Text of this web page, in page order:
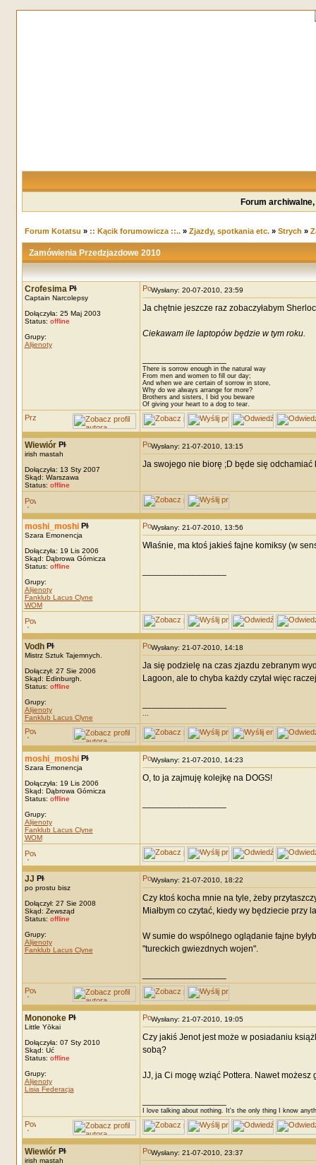
Forum
Forum Kotatsu » :: Kącik forumowicza ::..» Zjazdy, spotkania etc.» Strych »
Zamówienia Przedzjazdowe 2010
Crofesima
Captain Narcolepsy
Dołączyła: 25 Maj 2003
Status: offline
Grupy:
Alijenoty
Wysłany: 20-07-2010, 23:59
Ja chętnie jeszcze raz zobaczyłabym
Ciekawam ile laptopów będzie w tym roku.
There is sorrow enough in the natural way
From men and women to fill our day;
And when we are certain of sorrow in store,
Why do we always arrange for more?
Brothers and sisters, I bid you beware
Of giving your heart to a dog to tear.
Wiewiór
irish mastah
Dołączyła: 13 Sty 2007
Skąd: Warszawa
Status: offline
Wysłany: 21-07-2010, 13:15
Ja swojego nie biorę ;D będe się
moshi_moshi
Szara Emonencja
Dołączyła: 19 Lis 2006
Skąd: Dąbrowa Górnicza
Status: offline
Grupy:
Alijenoty
Fanklub Lacus Clyne
WOM
Wysłany: 21-07-2010, 13:56
Właśnie, ma ktoś jakieś fajne komiksy (w
Vodh
Mistrz Sztuk Tajemnych.
Dołączył: 27 Sie 2006
Skąd: Edinburgh.
Status: offline
Grupy:
Alijenoty
Fanklub Lacus Clyne
Wysłany: 21-07-2010, 14:18
Ja się podzielę na czas zjazdu zebranym
Lagoon, ale to chyba każdy czytał więc
...
moshi_moshi
Szara Emonencja
Dołączyła: 19 Lis 2006
Skąd: Dąbrowa Górnicza
Status: offline
Grupy:
Alijenoty
Fanklub Lacus Clyne
WOM
Wysłany: 21-07-2010, 14:23
O, to ja zajmuję kolejkę na DOGS!
JJ
po prostu bisz
Dołączył: 27 Sie 2008
Skąd: Zewsząd
Status: offline
Grupy:
Alijenoty
Fanklub Lacus Clyne
Wysłany: 21-07-2010, 18:22
Czy ktoś kocha mnie na tyle, żeby
Miałbym co czytać, kiedy wy będziecie
W sumie do wspólnego oglądanie fajne
"tureckich gwiezdnych wojen".
Mononoke
Little Yōkai
Dołączyła: 07 Sty 2010
Skąd: Uć
Status: offline
Grupy:
Alijenoty
Lisia Federacja
Wysłany: 21-07-2010, 19:05
Czy jakiś Jenot jest może w posiadaniu
sobą?
JJ, ja Ci mogę wziąć Pottera. Nawet możesz
I love talking about nothing. It's the only thing I know
Wiewiór
irish mastah
Wysłany: 21-07-2010, 23:37